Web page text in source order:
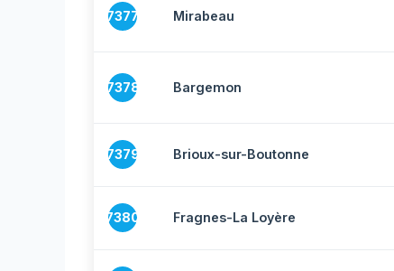
7377 Mirabeau
7378 Bargemon
7379 Brioux-sur-Boutonne
7380 Fragnes-La Loyère